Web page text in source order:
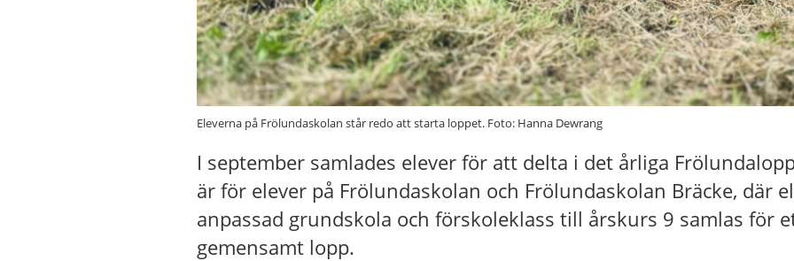
Eleverna på Frölundaskolan står redo att starta loppet. Foto: Hanna Dewrang
I september samlades elever för att delta i det årliga
är för elever på Frölundaskolan och Frölundaskolan Bräcke, där
anpassad grundskola och förskoleklass till årskurs 9 samlas för
gemensamt lopp.